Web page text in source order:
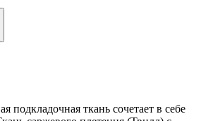
подкладочная ткань сочетает в себе